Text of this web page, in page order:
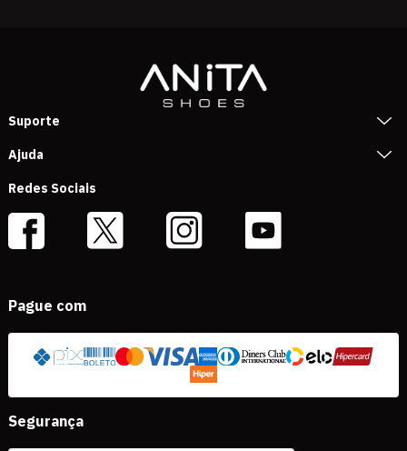
Suporte
Ajuda
Redes Sociais
Pague com
Segurança